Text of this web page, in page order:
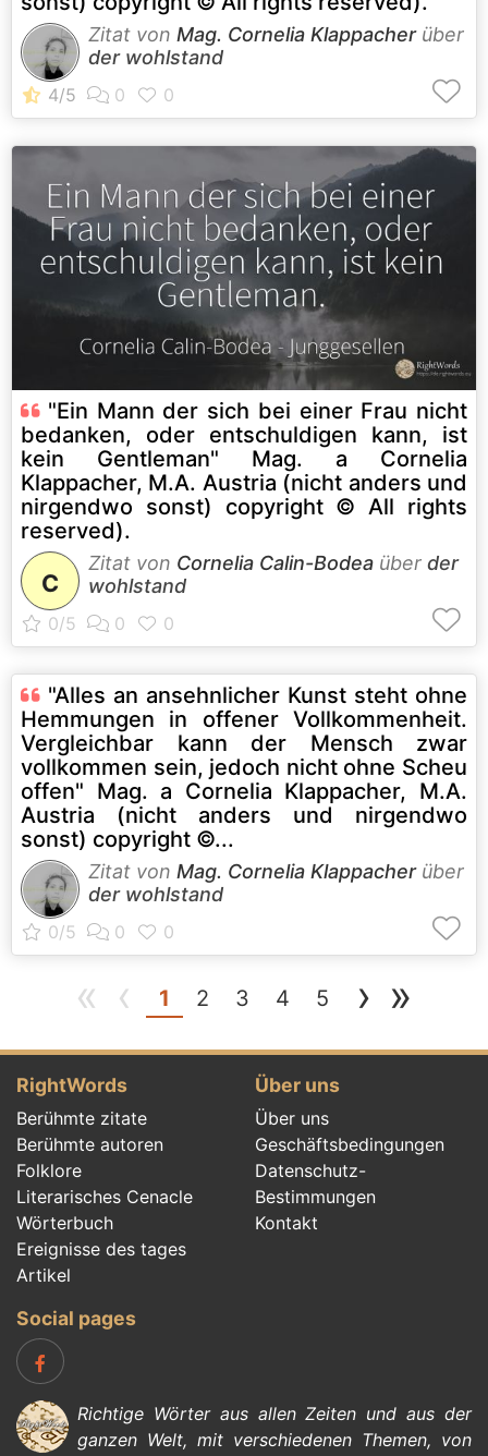
Zitat von Mag. Cornelia Klappacherüber
der wohlstand
"Ein Mann der sich bei einer Frau nicht
bedanken, oder entschuldigen kann, ist
kein Gentleman" Mag. a Cornelia
Klappacher, M.A. Austria (nicht anders und
nirgendwo sonst) copyright © All rights
reserved).
C
Zitat von Cornelia Calin-Bodea über der
wohlstand
"Alles an ansehnlicher Kunst steht ohne
Hemmungen in offener Vollkommenheit.
Vergleichbar kann der Mensch zwar
vollkommen sein, jedoch nicht ohne Scheu
offen" Mag. a Cornelia Klappacher, M.A.
Austria (nicht anders und nirgendwo
sonst) copyright ©...
Zitat von Mag. Cornelia Klappacherüber
der wohlstand
« ‹ 1 (current)
2 3 4 5 › »
RightWords
Berühmte zitate
Berühmte autoren
Folklore
Literarisches Cenacle
Wörterbuch
Ereignisse des tages
Artikel
Über uns
Über uns
Geschäftsbedingungen
Datenschutz-
Bestimmungen
Kontakt
Social pages
Richtige Wörter aus allen Zeiten und aus der
ganzen Welt, mit verschiedenen Themen, von